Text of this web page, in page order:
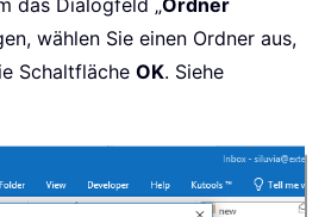
wählen Sie einen Ordner aus,
Schaltfläche OK. Siehe